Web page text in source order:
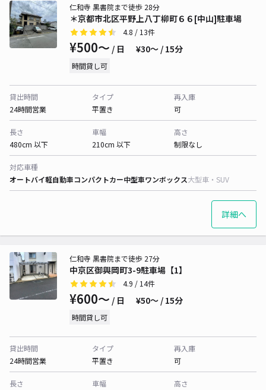
＊京都市北区平野上八丁柳町６６[中山]駐車場
仁和寺 黒書院まで徒歩 28分
4.8 / 13件
¥500〜 / 日 ¥30〜 / 15分
時間貸し可
貸出時間
24時間営業
タイプ
平置き
再入庫
可
長さ
480cm 以下
車幅
210cm 以下
高さ
制限なし
対応車種
オートバイ軽自動車コンパクトカー中型車ワンボックス大型車・SUV
詳細へ
中京区御興岡町3-9駐車場【1】
仁和寺 黒書院まで徒歩 27分
4.9 / 14件
¥600〜 / 日 ¥50〜 / 15分
時間貸し可
貸出時間
24時間営業
タイプ
平置き
再入庫
可
長さ
車幅
高さ